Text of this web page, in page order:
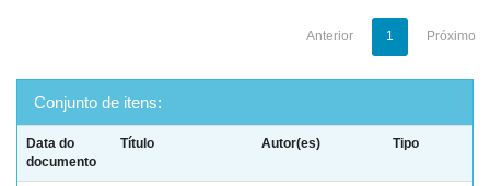
Anterior 1 Próximo
Conjunto de itens:
Data do
documento
Título Autor(es) Tipo